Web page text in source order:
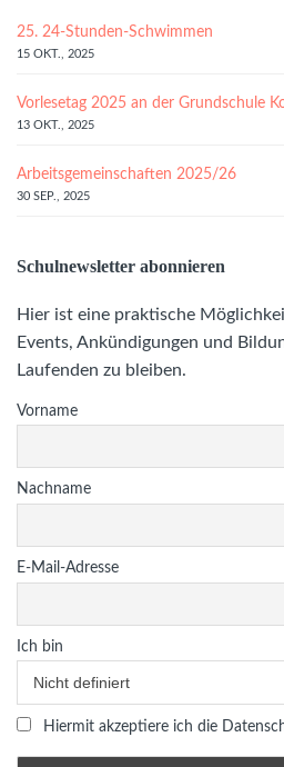
25. 24-Stunden-Schwimmen
15 OKT., 2025
Vorlesetag 2025 an der Grundschule
13 OKT., 2025
Arbeitsgemeinschaften 2025/26
30 SEP., 2025
Schulnewsletter abonnieren
Hier ist eine praktische
Events, Ankündigungen und
Laufenden zu bleiben.
Vorname
Nachname
E-Mail-Adresse
Ich bin
Hiermit akzeptiere ich die